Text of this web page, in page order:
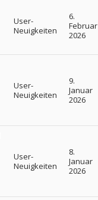
User-
Neuigkeiten
6.
Februar
2026
User-
Neuigkeiten
9.
Januar
2026
User-
Neuigkeiten
8.
Januar
2026